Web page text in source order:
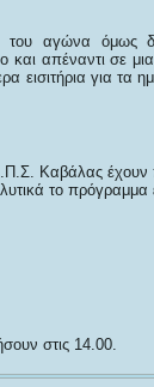
του αγώνα όμως
και απέναντι σε
εισιτήρια για τα
Καβάλας έχουν
το πρόγραμμα
στις 14.00.